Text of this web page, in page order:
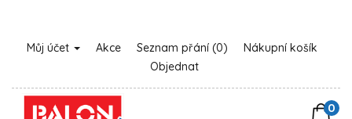
Můj účet Akce Seznam přání (0)
Nákupní košík
Objednat
0